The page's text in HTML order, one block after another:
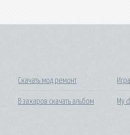
Скачать мод ремонт
В захаров скачать альбом My